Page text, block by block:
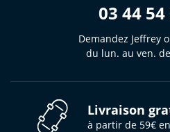
03 44 54
Demandez Jeffrey
du lun. au ven.
Livraison
à partir de 59€